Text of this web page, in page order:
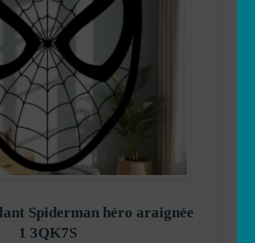
Spiderman héro araignée
1 3QK7S